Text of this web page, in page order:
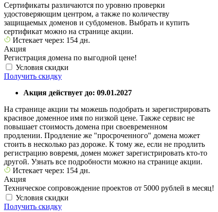
Сертификаты различаются по уровню проверки
удостоверяющим центром, а также по количеству
защищаемых доменов и субдоменов. Выбрать и купить
сертификат можно на странице акции.
Истекает через: 154 дн.
Акция
Регистрация домена по выгодной цене!
Условия скидки
Получить скидку
Акция действует до: 09.01.2027
На странице акции ты можешь подобрать и зарегистрировать
красивое доменное имя по низкой цене. Также сервис не
повышает стоимость домена при своевременном
продлении. Продление же "просроченного" домена может
стоить в несколько раз дороже. К тому же, если не продлить
регистрацию вовремя, домен может зарегистрировать кто-то
другой. Узнать все подробности можно на странице акции.
Истекает через: 154 дн.
Акция
Техническое сопровождение проектов от 5000 рублей в месяц!
Условия скидки
Получить скидку